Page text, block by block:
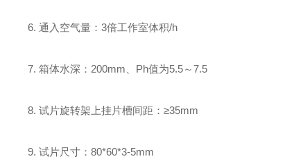
6. 通入空气量：3倍工作室体积/h
7. 箱体水深：200mm、Ph值为5.5～7.5
8. 试片旋转架上挂片槽间距：≥35mm
9. 试片尺寸：80*60*3-5mm